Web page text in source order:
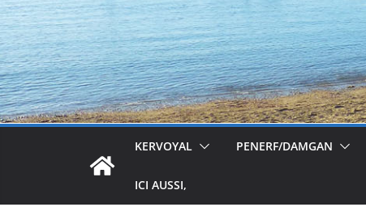
KERVOYAL PENERF/DAMGAN
ICI AUSSI,